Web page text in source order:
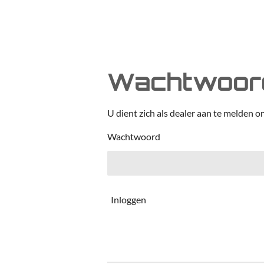
U dient zich als dealer aan te melden
Wachtwoord
Inloggen